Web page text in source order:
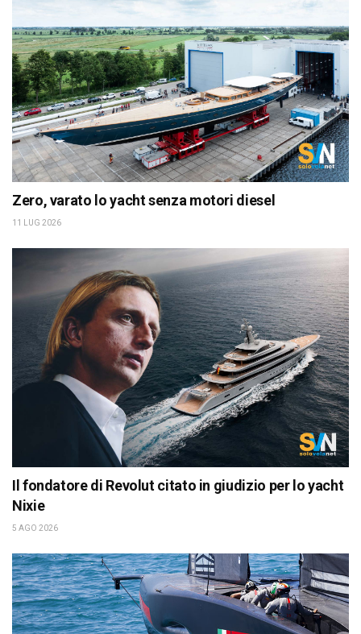
Zero, varato lo yacht senza motori diesel
11 LUG 2026
Il fondatore di Revolut citato in giudizio per lo yacht
Nixie
5 AGO 2026